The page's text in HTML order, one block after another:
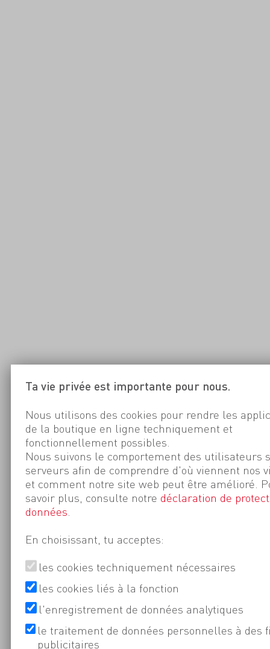
Ta vie privée est importante pour nous.
Nous utilisons des cookies pour rendre les
de la boutique en ligne techniquement et
fonctionnellement possibles.
Nous suivons le comportement des utilisateurs
serveurs afin de comprendre d'où viennent nos
et comment notre site web peut être amélioré.
savoir plus, consulte notre déclaration de
données
En choisissant, tu acceptes:
les cookies techniquement nécessaires
les cookies liés à la fonction
l'enregistrement de données analytiques
le traitement de données personnelles à des
publicitaires